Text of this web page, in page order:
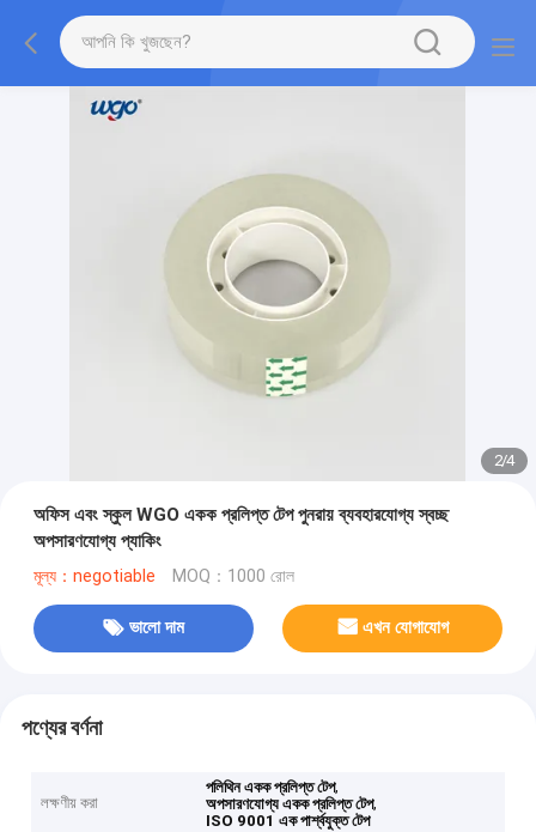
2/4
অফিস এবং স্কুল WGO একক প্রলিপ্ত টেপ পুনরায় ব্যবহারযোগ্য স্বচ্ছ
অপসারণযোগ্য প্যাকিং
মূল্য：negotiable MOQ：1000 রোল
ভালো দাম এখন যোগাযোগ
পণ্যের বর্ণনা
লক্ষণীয় করা
পলিথিন একক প্রলিপ্ত টেপ,
অপসারণযোগ্য একক প্রলিপ্ত টেপ,
ISO 9001 এক পার্শ্বযুক্ত টেপ